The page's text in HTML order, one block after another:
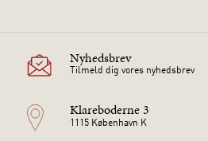
Nyhedsbrev
Tilmeld dig vores nyhedsbrev
Klareboderne 3
1115 København K